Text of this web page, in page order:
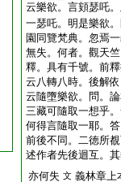
云樂欲。言頞瑟吒
一瑟吒。明是樂欲
園同覽梵典。忽焉
無失。何者。觀天
釋。具有千號。前
云八轉八時。後解
云隨墮樂欲。問。
三藏可隨取一想乎
何得言隨取一耶。
前後不同。二徳所
述作者先後迴互。
亦何失 文 義林章上